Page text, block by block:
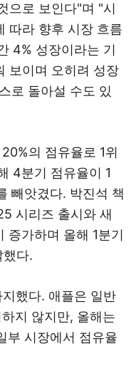
으로 보인다"며 "시
따라 향후 시장 흐름
4% 성장이라는 기
보이며 오히려 성장
로 돌아설 수도 있
의 점유율로 1위
4분기 점유율이 1
빼앗겼다. 박진석 책
시리즈 출시와 새
증가하며 올해 1분기
했다.
했다. 애플은 일반
지 않지만, 올해는
부 시장에서 점유율